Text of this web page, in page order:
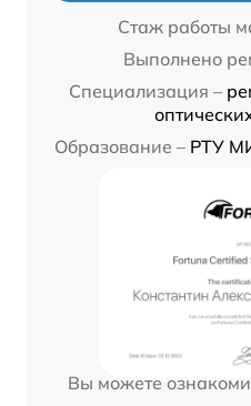
Стаж работы
Выполнено
Специализация –
Образование – РТУ
Вы можете